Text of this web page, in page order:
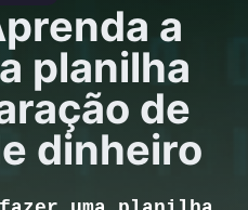
a
planilha
de
dinheiro